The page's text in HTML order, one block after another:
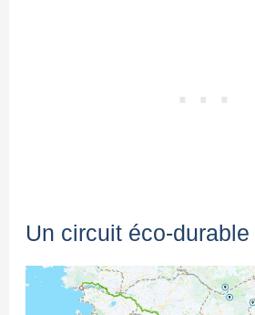
Un circuit éco-durable